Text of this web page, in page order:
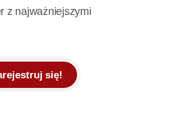
z najważniejszymi
się!